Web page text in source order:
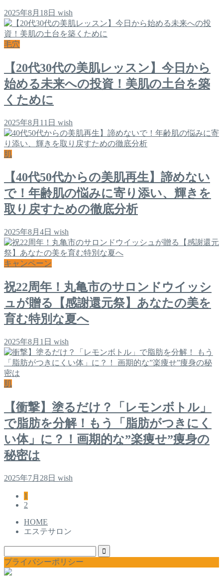
2025年8月18日 wish
毛穴
【20代30代の美肌レッスン】今日から
始める未来への投資！美肌の土台を築
くために
2025年8月11日 wish
肌
【40代50代からの美肌再生】諦めない
で！年齢肌の悩みに寄り添い、輝きを
取り戻すための徹底分析
2025年8月4日 wish
キャンペーン
祝22周年！丸亀市のサロンドウイッシ
ュが贈る【感謝還元祭】あなたの美を
育む特別な夏へ
2025年8月1日 wish
肌
【衝撃】塗るだけ？「レモンボトル」
で脂肪を分解！もう「脂肪がつきにく
い体」に？！画期的な”楽痩せ”痩身の
秘密は
2025年7月28日 wish
1
2
HOME
エステサロン
プライバシーポリシー